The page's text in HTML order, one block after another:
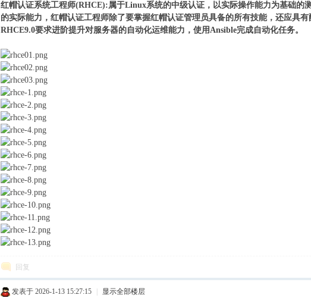
红帽认证系统工程师(RHCE):属于Linux系统的中级认证，以实际操作能力为基础的
的实际能力，红帽认证工程师除了要掌握红帽认证管理员具备的所有技能，还应具
RHCE9.0要求进阶提升对服务器的自动化运维能力，使用Ansible完成自动化任务。
回复
发表于 2026-1-13 15:27:15 显示全部楼层